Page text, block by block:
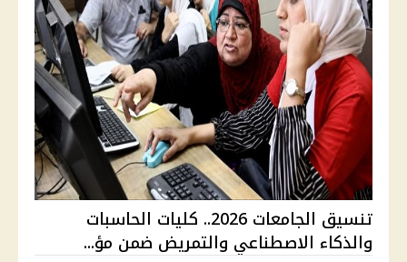
تنسيق الجامعات 2026.. كليات الحاسبات
والذكاء الاصطناعي والتمريض ضمن مؤ...